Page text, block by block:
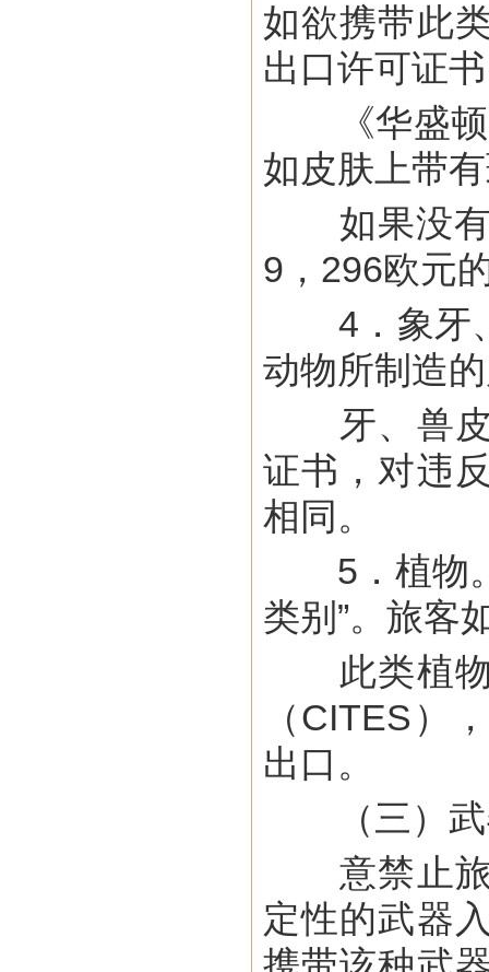
如欲携带此
出口许可证
《华盛顿
如皮肤上带
如果没有
9，296欧元
4．象牙、
动物所制造
牙、兽皮
证书，对违
相同。
5．植物。
类别”。旅客
此类植物
（CITES）
出口。
（三）武
意禁止旅
定性的武器